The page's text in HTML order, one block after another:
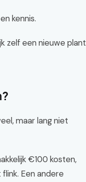
kennis.
zelf een nieuwe plant
maar lang niet
€100 kosten,
Een andere